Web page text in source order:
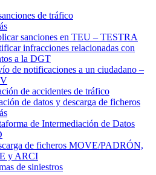
de tráfico
sanciones en TEU – TESTRA
infracciones relacionadas con
a la DGT
de notificaciones a un ciudadano –
de accidentes de tráfico
de datos y descarga de ficheros
de Intermediación de Datos
de ficheros MOVE/PADRÓN,
y ARCI
de siniestros